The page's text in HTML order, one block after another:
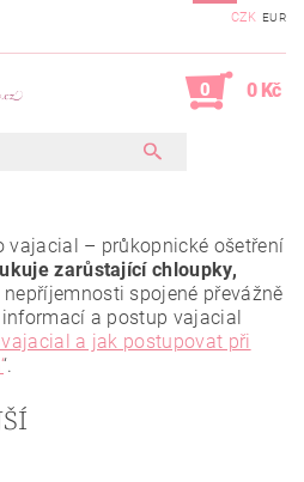
CZK EUR
0 0 Kč
vajacial – průkopnické ošetření
zarůstající chloupky,
spojené převážně
a postup vajacial
vajacial a jak postupovat při
‘.